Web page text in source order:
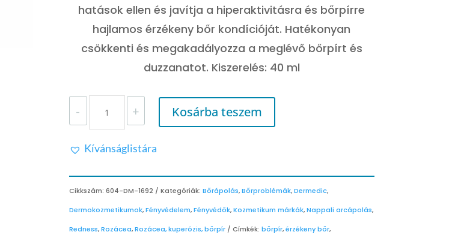
hatások ellen és javítja a hiperaktivitásra és bőrpírre
hajlamos érzékeny bőr kondícióját. Hatékonyan
csökkenti és megakadályozza a meglévő bőrpírt és
duzzanatot. Kiszerelés: 40 ml
-
DERMEDIC
REDNESS
BŐRPÍRT
NAPPALI
SPF
20
IR
MENNYISÉG
+ Kosárba teszem
Kívánságlistára
Cikkszám: 604-DM-1692 Kategóriák: Bőrápolás,Bőrproblémák,Dermedic,
Dermokozmetikumok,Fényvédelem,Fényvédők,Kozmetikum márkák,Nappali arcápolás,
Redness,Rozácea,Rozácea, kuperózis, bőrpír Címkék: bőrpír,érzékeny bőr,